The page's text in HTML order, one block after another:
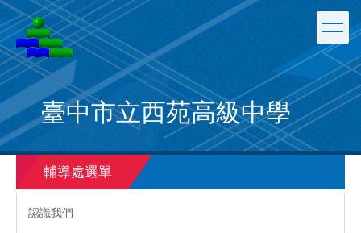
跳
到
主
要
內
容
區
臺中市立西苑高級中學
輔導處選單
認識我們